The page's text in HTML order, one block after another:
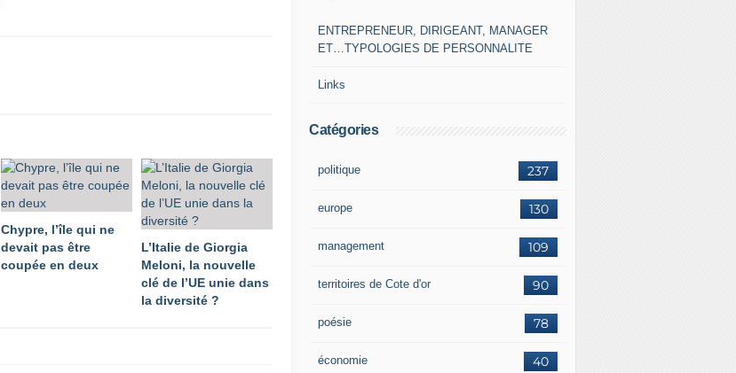
Chypre, l’île qui ne
devait pas être
coupée en deux
L’Italie de Giorgia
Meloni, la nouvelle
clé de l’UE unie dans
la diversité ?
ENTREPRENEUR, DIRIGEANT, MANAGER
ET…TYPOLOGIES DE PERSONNALITE
Links
Catégories
237
politique
130
europe
109
management
90
territoires de Cote d'or
78
poésie
40
économie